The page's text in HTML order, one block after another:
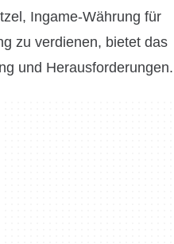
Ingame-Währung für
zu verdienen, bietet das
und Herausforderungen.